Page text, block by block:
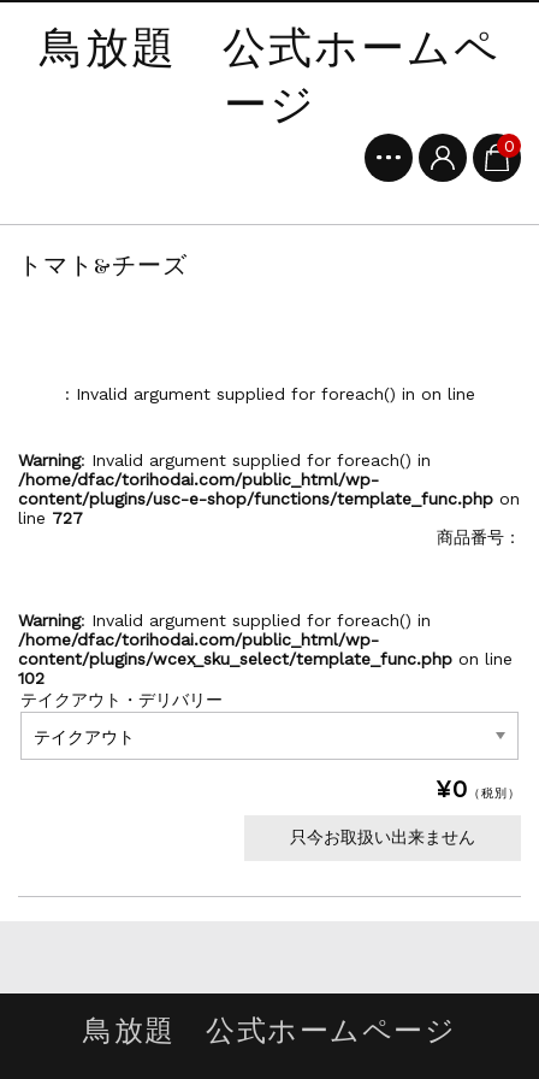
鳥放題 公式ホームペ
ージ 0
トマト&チーズ
: Invalid argument supplied for foreach() in on line
Warning: Invalid argument supplied for foreach() in
/home/dfac/torihodai.com/public_html/wp-
content/plugins/usc-e-shop/functions/template_func.phpon
line 727
商品番号：
Warning: Invalid argument supplied for foreach() in
/home/dfac/torihodai.com/public_html/wp-
content/plugins/wcex_sku_select/template_func.phpon line
102
テイクアウト・デリバリー
¥0 （税別）
只今お取扱い出来ません
鳥放題 公式ホームページ